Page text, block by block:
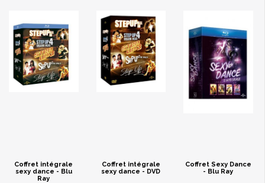
Coffret intégrale
sexy dance - Blu
Ray
Coffret intégrale
sexy dance - DVD
Coffret Sexy Dance
- Blu Ray